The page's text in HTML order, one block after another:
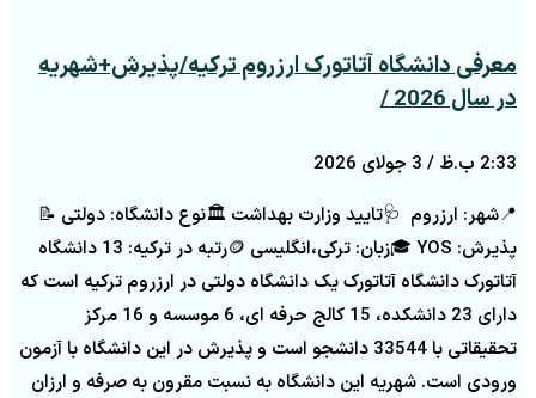
معرفی دانشگاه آتاتورک ارزروم ترکیه/پذیرش+شهریه
در سال 2026 /
2:33 ب.ظ
📍شهر: ارزروم 🩺تایید وزارت بهداشت 🏛️نوع دانشگاه: دولتی 📝
پذیرش: YOS 🎓زبان: ترکی،انگلیسی 🪙رتبه در ترکیه: 13 دانشگاه
آتاتورک دانشگاه آتاتورک یک دانشگاه دولتی در ارزروم ترکیه است که
دارای 23 دانشکده، 15 کالج حرفه ای، 6 موسسه و 16 مرکز
تحقیقاتی با 33544 دانشجو است و پذیرش در این دانشگاه با آزمون
ورودی است. شهریه این دانشگاه به نسبت مقرون به صرفه و ارزان